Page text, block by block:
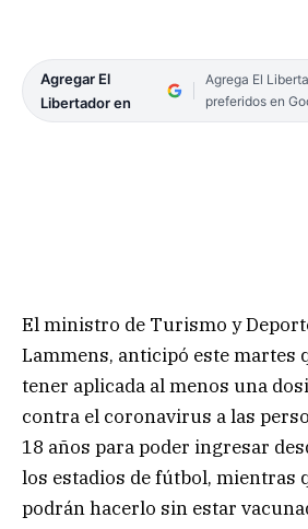
Agregar El
Libertador en
Agrega El
preferidos en
El ministro de Turismo y
Lammens, anticipó este martes
tener aplicada al menos una
contra el coronavirus a las
18 años para poder ingresar
los estadios de fútbol, mientras
podrán hacerlo sin estar